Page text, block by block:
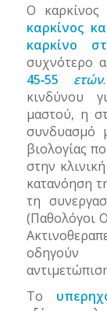
Ο
καρκίνος
καρκίνο
συχνότερο
45‐55 ετών
κινδύνου
μαστού, η
συνδυασμό
βιολογίας
στην
κατανόηση
τη
(Παθολόγοι
οδηγούν
Το